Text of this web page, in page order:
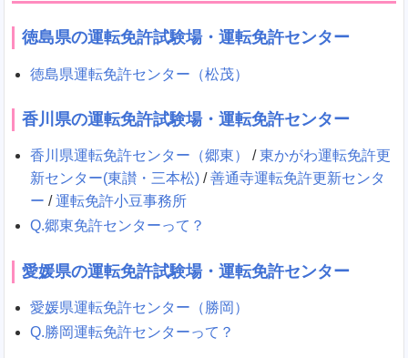
徳島県の運転免許試験場・運転免許センター
徳島県運転免許センター（松茂）
香川県の運転免許試験場・運転免許センター
香川県運転免許センター（郷東） /東かがわ運転免許更
新センター(東讃・三本松) /善通寺運転免許更新センタ
ー /運転免許小豆事務所
Q.郷東免許センターって？
愛媛県の運転免許試験場・運転免許センター
愛媛県運転免許センター（勝岡）
Q.勝岡運転免許センターって？